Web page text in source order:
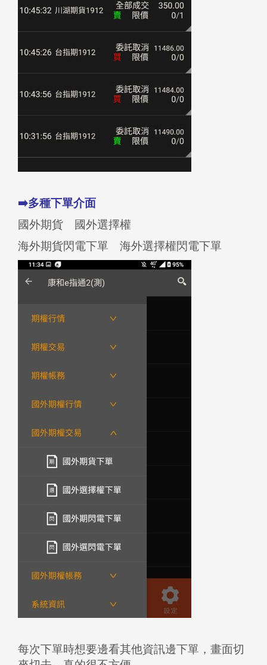
➡️多種下單介面
國外期貨 國外選擇權
海外期貨閃電下單 海外選擇權閃電下單
每次下單時想要邊看其他資訊邊下單，畫面切